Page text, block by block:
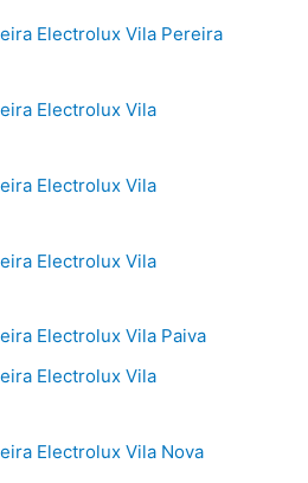
Electrolux Vila Pereira
Electrolux Vila
Electrolux Vila
Electrolux Vila
Electrolux Vila Paiva
Electrolux Vila
Electrolux Vila Nova